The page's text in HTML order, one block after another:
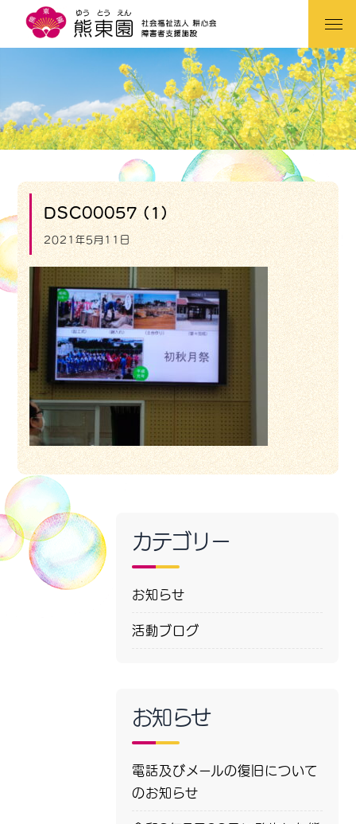
DSC00057 (1)
2021年5月11日
カテゴリー
お知らせ
活動ブログ
お知らせ
電話及びメールの復旧について
のお知らせ